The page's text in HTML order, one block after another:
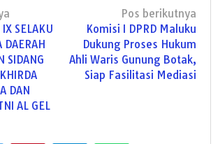
IX SELAKU
DAERAH
SIDANG
DAN
AL GEL
Pos berikutnya
Komisi I DPRD Maluku
Dukung Proses Hukum
Ahli Waris Gunung Botak,
Siap Fasilitasi Mediasi